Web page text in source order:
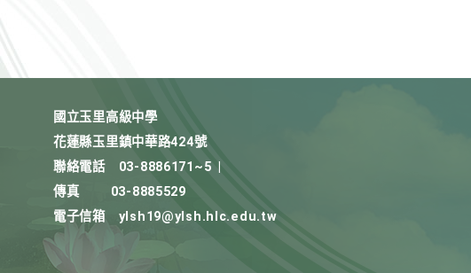
國立玉里高級中學
花蓮縣玉里鎮中華路424號
聯絡電話
03-8886171~5
傳真
03-8885529
電子信箱
ylsh19@ylsh.hlc.edu.tw